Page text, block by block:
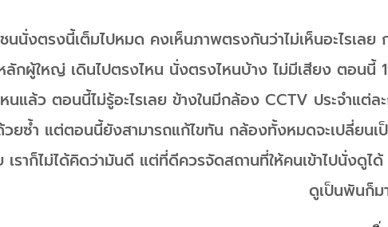
นั่งตรงนี้เต็มไปหมด คงเห็นภาพตรงกันว่าไม่เห็นอะไรเลย
กผู้ใหญ่ เดินไปตรงไหน นั่งตรงไหนบ้าง ไม่มีเสียง ตอนนี้
หนแล้ว ตอนนี้ไม่รู้อะไรเลย ข้างในมีกล้อง CCTV ประจำแต่ล
ยซ้ำ แต่ตอนนี้ยังสามารถแก้ไขทัน กล้องทั้งหมดจะเปลี่ยนเ
ราก็ไม่ได้คิดว่ามันดี แต่ที่ดีควรจัดสถานที่ให้คนเข้าไปนั่งดูไ
ดูเป็นพันก็ม